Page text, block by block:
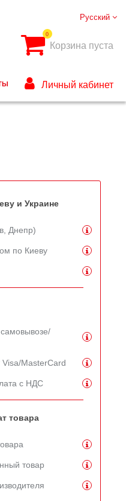
и Украине
Днепр)
по Киеву
Visa/MasterCard
с НДС
товара
товар
Русский
0
Корзина пуста
Личный кабинет